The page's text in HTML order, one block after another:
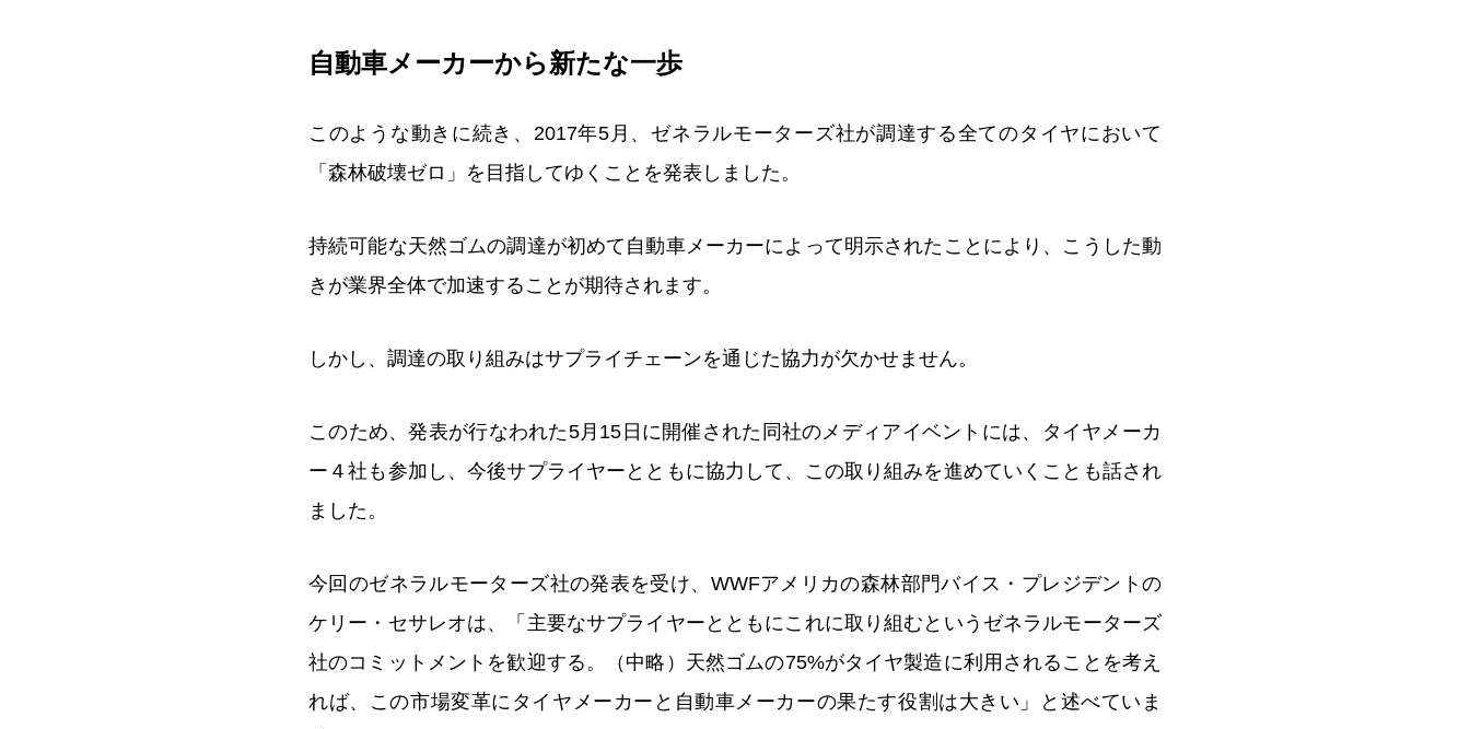
自動車メーカーから新たな一歩
このような動きに続き、2017年5月、ゼネラルモーターズ社が調達する全てのタイヤにおいて
「森林破壊ゼロ」を目指してゆくことを発表しました。
持続可能な天然ゴムの調達が初めて自動車メーカーによって明示されたことにより、こうした動
きが業界全体で加速することが期待されます。
しかし、調達の取り組みはサプライチェーンを通じた協力が欠かせません。
このため、発表が行なわれた5月15日に開催された同社のメディアイベントには、タイヤメーカ
ー４社も参加し、今後サプライヤーとともに協力して、この取り組みを進めていくことも話され
ました。
今回のゼネラルモーターズ社の発表を受け、WWFアメリカの森林部門バイス・プレジデントの
ケリー・セサレオは、「主要なサプライヤーとともにこれに取り組むというゼネラルモーターズ
社のコミットメントを歓迎する。（中略）天然ゴムの75%がタイヤ製造に利用されることを考え
れば、この市場変革にタイヤメーカーと自動車メーカーの果たす役割は大きい」と述べていま